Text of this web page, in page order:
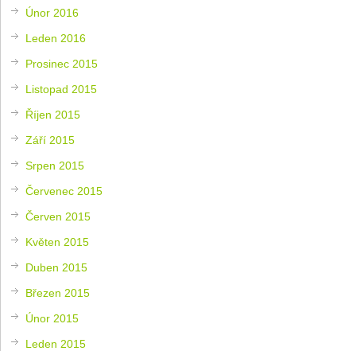
Únor 2016
Leden 2016
Prosinec 2015
Listopad 2015
Říjen 2015
Září 2015
Srpen 2015
Červenec 2015
Červen 2015
Květen 2015
Duben 2015
Březen 2015
Únor 2015
Leden 2015